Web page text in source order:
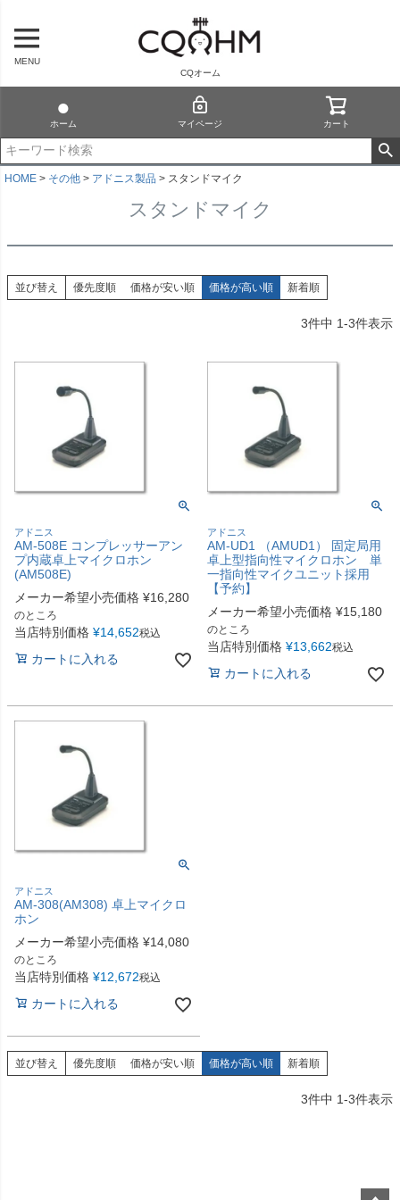
MENU
CQオーム
ホーム マイページ カート
HOME その他 アドニス製品 スタンドマイク
スタンドマイク
並び替え 優先度順 価格が安い順 価格が高い順 新着順
3件中 1-3件表示
アドニス
AM-508E コンプレッサーアン
プ内蔵卓上マイクロホン
(AM508E)
メーカー希望小売価格 ¥16,280
のところ
当店特別価格 ¥14,652税込
カートに入れる
アドニス
AM-UD1 （AMUD1） 固定局用
卓上型指向性マイクロホン 単
一指向性マイクユニット採用
【予約】
メーカー希望小売価格 ¥15,180
のところ
当店特別価格 ¥13,662税込
カートに入れる
アドニス
AM-308(AM308) 卓上マイクロ
ホン
メーカー希望小売価格 ¥14,080
のところ
当店特別価格 ¥12,672税込
カートに入れる
並び替え 優先度順 価格が安い順 価格が高い順 新着順
3件中 1-3件表示